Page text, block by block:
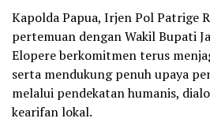
Kapolda Papua, Irjen Pol Patrige
pertemuan dengan Wakil Bupati
Elopere berkomitmen terus
serta mendukung penuh upaya
melalui pendekatan humanis,
kearifan lokal.